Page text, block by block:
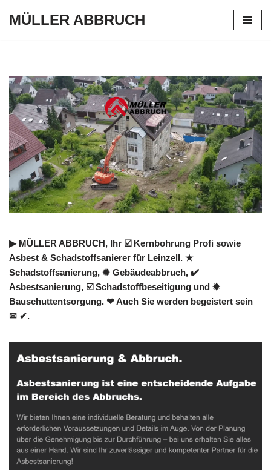
MÜLLER ABBRUCH
▶︎ MÜLLER ABBRUCH, Ihr ☑️ Kernbohrung Profi sowie
Asbest & Schadstoffsanierer für Leinzell. ★
Schadstoffsanierung, ✺ Gebäudeabbruch, ✔️
Asbestsanierung, ☑️ Schadstoffbeseitigung und ✹
Bauschuttentsorgung. ❤ Auch Sie werden begeistert sein
✉ ✔.